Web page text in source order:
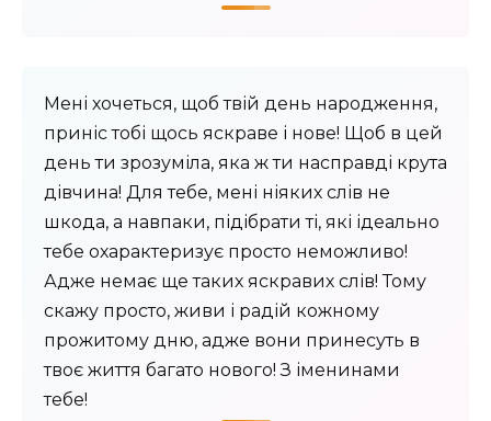
Мені хочеться, щоб твій день народження,
приніс тобі щось яскраве і нове! Щоб в цей
день ти зрозуміла, яка ж ти насправді крута
дівчина! Для тебе, мені ніяких слів не
шкода, а навпаки, підібрати ті, які ідеально
тебе охарактеризує просто неможливо!
Адже немає ще таких яскравих слів! Тому
скажу просто, живи і радій кожному
прожитому дню, адже вони принесуть в
твоє життя багато нового! З іменинами
тебе!